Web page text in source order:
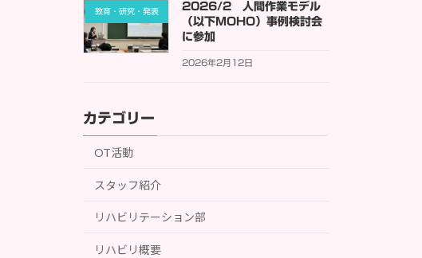
教育・研究・発表
2026/2 人間作業モデル
（以下MOHO）事例検討会
に参加
2026年2月12日
カテゴリー
OT活動
スタッフ紹介
リハビリテーション部
リハビリ概要